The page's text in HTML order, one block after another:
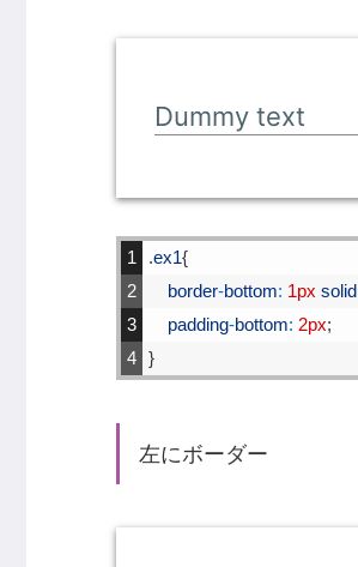
Dummy text
1
2
3
4
.ex1{
border-bottom: 1px solid
padding-bottom: 2px;
}
左にボーダー